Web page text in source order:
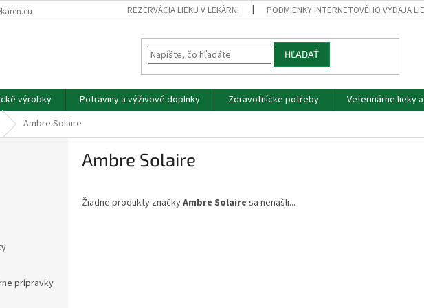
REZERVÁCIA LIEKU V LEKÁRNI PODMIENKY INTERNETOVÉHO VÝDAJA
HĽADAŤ
výrobky Potraviny a výživové doplnky Zdravotnícke potreby Veterinárne lieky
Ambre Solaire
prípravky
Ambre Solaire
Žiadne produkty značkyAmbre Solaire sa nenašli...